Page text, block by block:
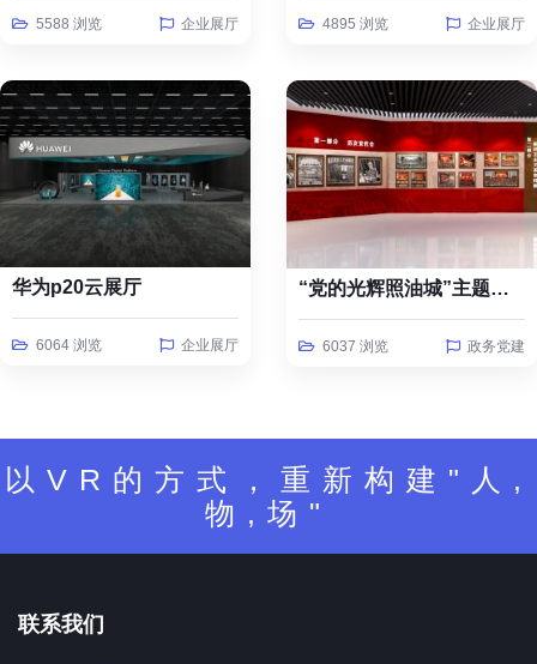
5588 浏览 企业展厅 4895 浏览 企业展厅
华为p20云展厅
6064 浏览 企业展厅
“党的光辉照油城”主题线上云展览
6037 浏览 政务党建
以VR的方式，重新构建"人,
物,场"
联系我们